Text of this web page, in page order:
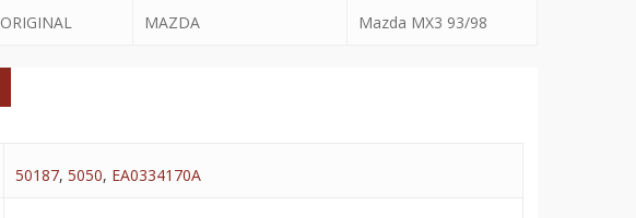
ORIGINAL MAZDA Mazda MX3 93/98
50187, 5050, EA0334170A